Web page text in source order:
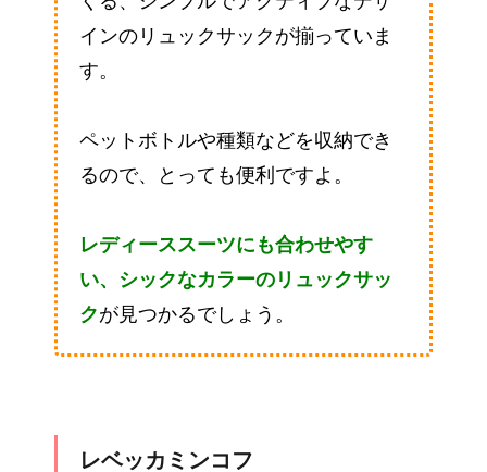
インのリュックサックが揃っていま
す。
ペットボトルや種類などを収納でき
るので、とっても便利ですよ。
レディーススーツにも合わせやす
い、シックなカラーのリュックサッ
クが見つかるでしょう。
レベッカミンコフ